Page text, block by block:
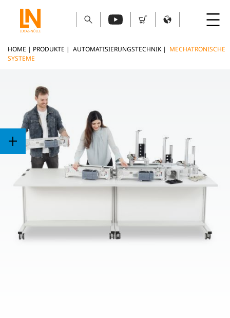
HOME | PRODUKTE | AUTOMATISIERUNGSTECHNIK | MECHATRONISCHE
SYSTEME